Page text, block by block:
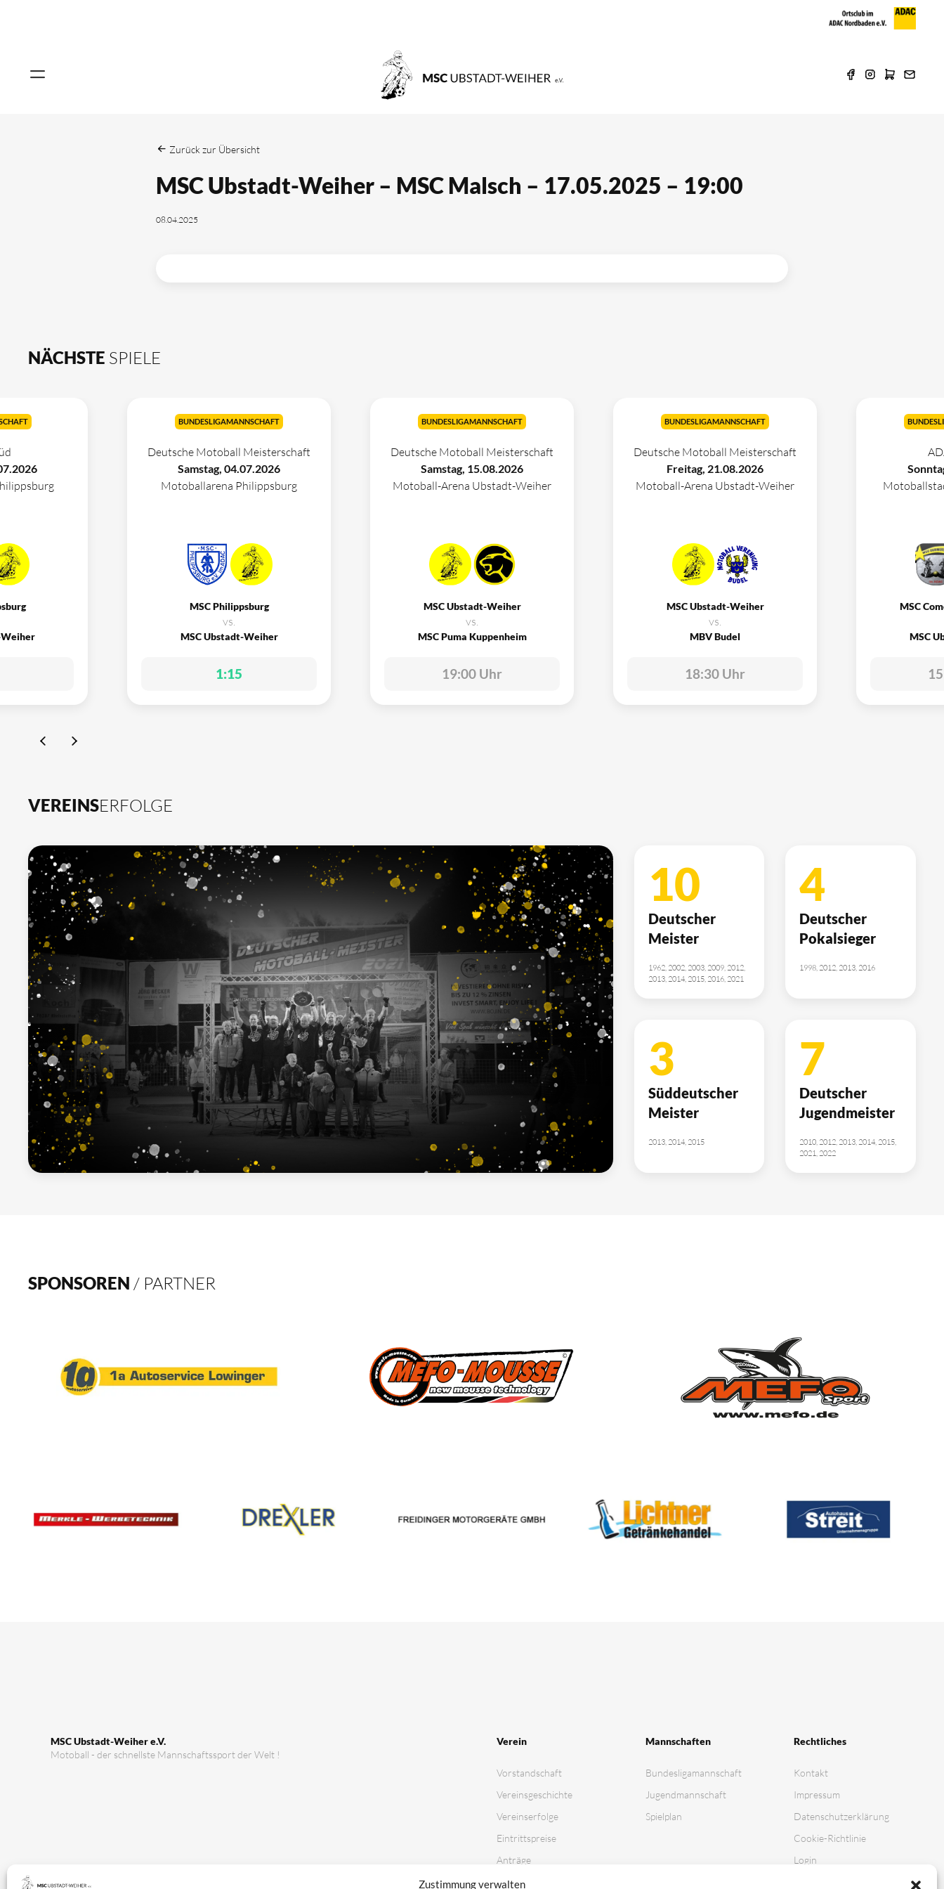
Zustimmung verwalten
Zurück zur Übersicht
MSC Ubstadt-Weiher – MSC Malsch – 17.05.2025 – 19:00
08.04.2025
NÄCHSTE SPIELE
BUNDESLIGAMANNSCHAFT
Deutsche Motoball Meisterschaft
Samstag, 04.07.2026
Motoballarena Philippsburg
MSC Philippsburg
vs.
MSC Ubstadt-Weiher
1:15
BUNDESLIGAMANNSCHAFT
Deutsche Motoball Meisterschaft
Samstag, 15.08.2026
Motoball-Arena Ubstadt-Weiher
MSC Ubstadt-Weiher
vs.
MSC Puma Kuppenheim
19:00 Uhr
BUNDESLIGAMANNSCHAFT
Deutsche Motoball Meisterschaft
Freitag, 21.08.2026
Motoball-Arena Ubstadt-Weiher
MSC Ubstadt-Weiher
vs.
MBV Budel
18:30 Uhr
MSC
MSC
VEREINSERFOLGE
10
Deutscher
Meister
1962, 2002, 2003, 2009, 2012,
2013, 2014, 2015, 2016, 2021
4
Deutscher
Pokalsieger
1998, 2012, 2013, 2016
3
Süddeutscher
Meister
2013, 2014, 2015
7
Deutscher
Jugendmeister
2010, 2012, 2013, 2014, 2015,
2021, 2022
SPONSOREN / PARTNER
MSC Ubstadt-Weiher e.V.
Motoball - der schnellste Mannschaftssport der Welt !
Verein
Vorstandschaft
Vereinsgeschichte
Vereinserfolge
Eintrittspreise
Anträge
Partner & Sponsoren
Mannschaften
Bundesligamannschaft
Jugendmannschaft
Spielplan
Rechtliches
Kontakt
Impressum
Datenschutz­erklärung
Cookie-Richtlinie
Login